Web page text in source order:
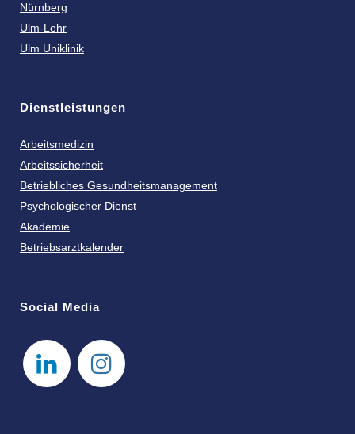
Nürnberg
Ulm-Lehr
Ulm Uniklinik
Dienstleistungen
Arbeitsmedizin
Arbeitssicherheit
Betriebliches Gesundheitsmanagement
Psychologischer Dienst
Akademie
Betriebsarztkalender
Social Media